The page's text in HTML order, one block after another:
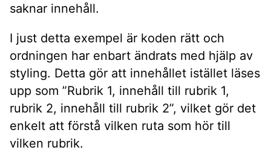
saknar innehåll.
I just detta exempel är koden rätt och
ordningen har enbart ändrats med hjälp av
styling. Detta gör att innehållet istället läses
upp som ”Rubrik 1, innehåll till rubrik 1,
rubrik 2, innehåll till rubrik 2”, vilket gör det
enkelt att förstå vilken ruta som hör till
vilken rubrik.